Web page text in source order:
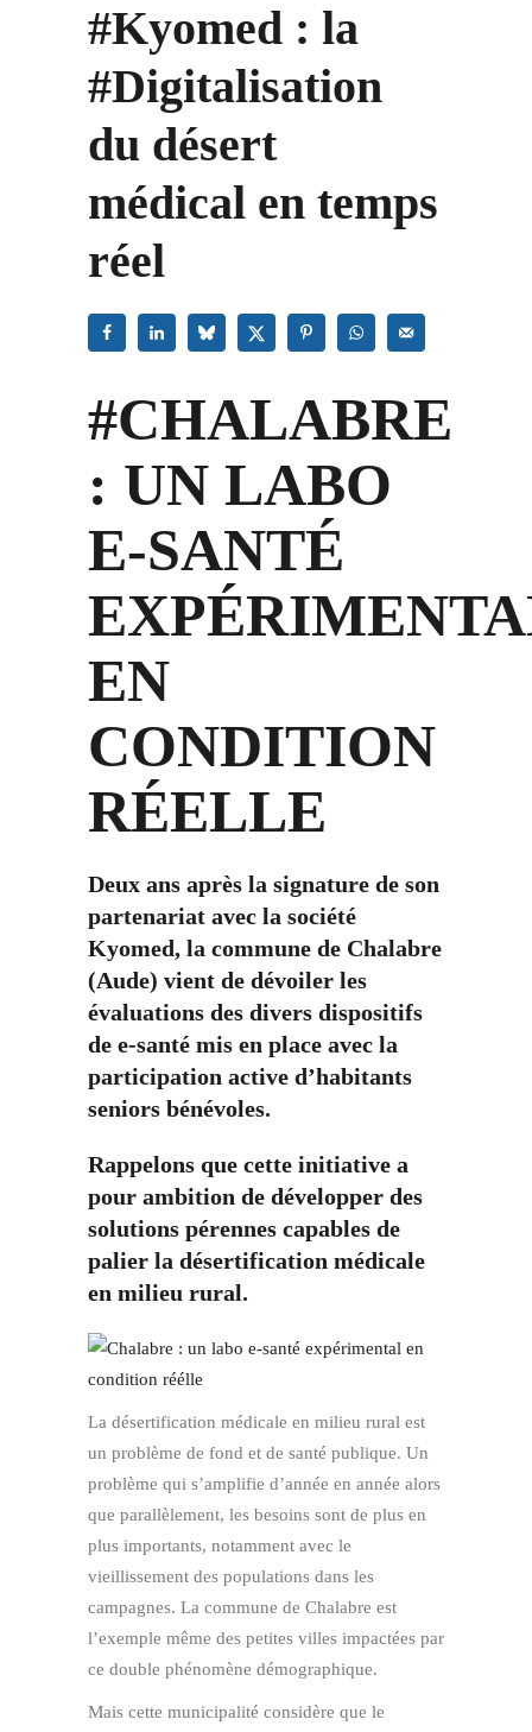
#Kyomed : la
#Digitalisation
du désert
médical en temps
réel
#CHALABRE
: UN LABO
E-SANTÉ
EN
CONDITION
RÉELLE
Deux ans après la signature de son
partenariat avec la société
Kyomed, la commune de Chalabre
(Aude) vient de dévoiler les
évaluations des divers dispositifs
de e-santé mis en place avec la
participation active d’habitants
seniors bénévoles.
Rappelons que cette initiative a
pour ambition de développer des
solutions pérennes capables de
palier la désertification médicale
en milieu rural.
La désertification médicale en milieu rural est
un problème de fond et de santé publique. Un
problème qui s’amplifie d’année en année alors
que parallèlement, les besoins sont de plus en
plus importants, notamment avec le
vieillissement des populations dans les
campagnes. La commune de Chalabre est
l’exemple même des petites villes impactées par
ce double phénomène démographique.
Mais cette municipalité considère que le